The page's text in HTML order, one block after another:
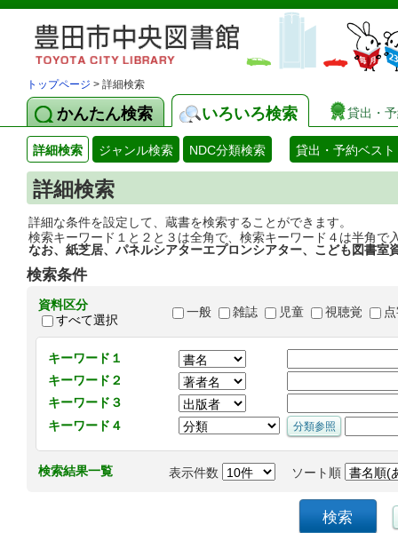
トップページ > 詳細検索
かんたん検索 いろいろ検索 貸出・
詳細検索 ジャンル検索 NDC分類検索 貸出・予約ベスト
詳細検索
詳細な条件を設定して、蔵書を検索することができます。
検索キーワード１と２と３は全角で、検索キーワード４は半角で
なお、紙芝居、パネルシアターエプロンシアター、こども図書室
検索条件
資料区分
すべて選択
一般 雑誌 児童 視聴覚
キーワード１
キーワード２
キーワード３
キーワード４
検索結果一覧 表示件数 ソート順